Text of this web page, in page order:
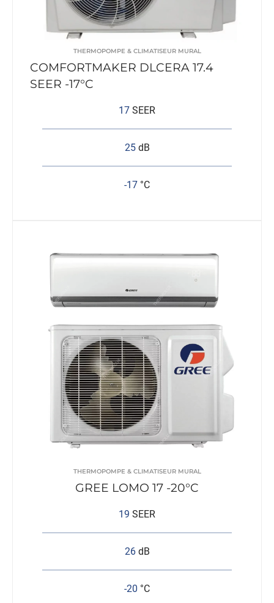
THERMOPOMPE & CLIMATISEUR MURAL
COMFORTMAKER DLCERA 17.4
SEER -17°C
17 SEER
25 dB
-17 °C
THERMOPOMPE & CLIMATISEUR MURAL
GREE LOMO 17 -20°C
19 SEER
26 dB
-20 °C